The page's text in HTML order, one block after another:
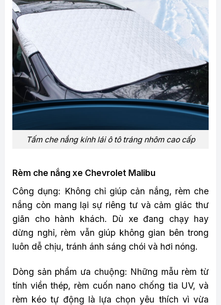
Tấm che nắng kính lái ô tô tráng nhôm cao cấp
Rèm che nắng xe Chevrolet Malibu
Công dụng: Không chỉ giúp cản nắng, rèm che
nắng còn mang lại sự riêng tư và cảm giác thư
giãn cho hành khách. Dù xe đang chạy hay
dừng nghỉ, rèm vẫn giúp không gian bên trong
luôn dễ chịu, tránh ánh sáng chói và hơi nóng.
Dòng sản phẩm ưa chuộng: Những mẫu rèm từ
tính viền thép, rèm cuốn nano chống tia UV, và
rèm kéo tự động là lựa chọn yêu thích vì vừa